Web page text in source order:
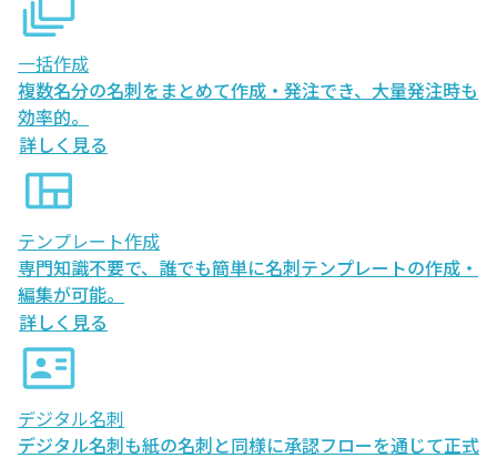
一括作成
複数名分の名刺をまとめて作成・発注でき、大量発注時も
効率的。
詳しく見る
テンプレート作成
専門知識不要で、誰でも簡単に名刺テンプレートの作成・
編集が可能。
詳しく見る
デジタル名刺
デジタル名刺も紙の名刺と同様に承認フローを通じて正式